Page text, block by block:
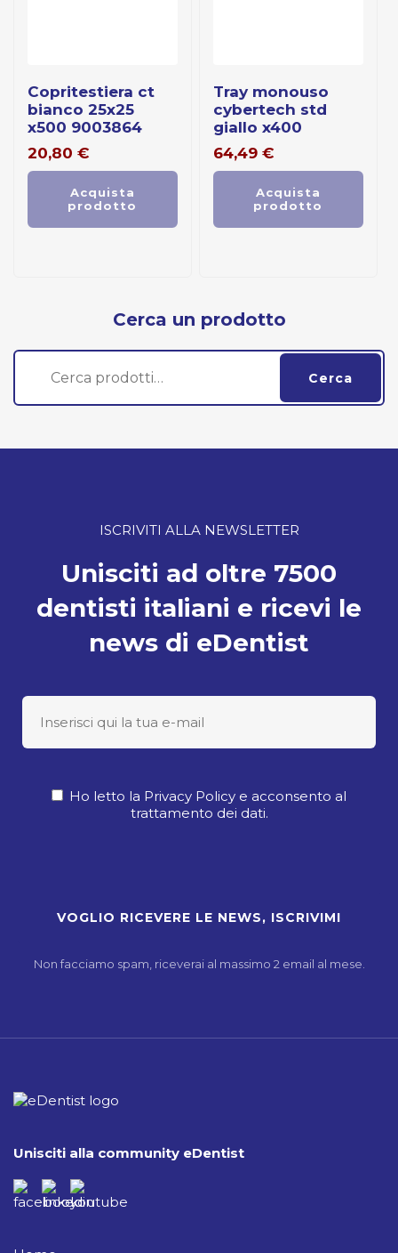
copritestiera ct
bianco 25x25
x500 9003864
20,80 €
Acquista
prodotto
tray monouso
cybertech std
giallo x400
64,49 €
Acquista
prodotto
Cerca un prodotto
Cerca:
Cerca
ISCRIVITI ALLA NEWSLETTER
Unisciti ad oltre 7500
dentisti italiani e ricevi le
news di eDentist
Ho letto la Privacy Policy e acconsento al
trattamento dei dati.
Non facciamo spam, riceverai al massimo 2 email al mese.
Unisciti alla community eDentist